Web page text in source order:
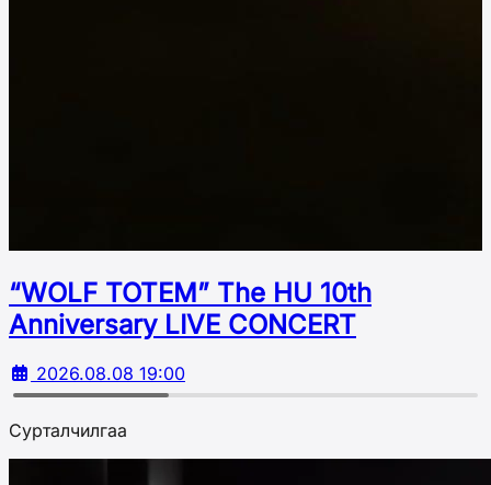
“WOLF TOTEM” The HU 10th
Аnniversary LIVE CONCERT
2026.08.08 19:00
Сурталчилгаа